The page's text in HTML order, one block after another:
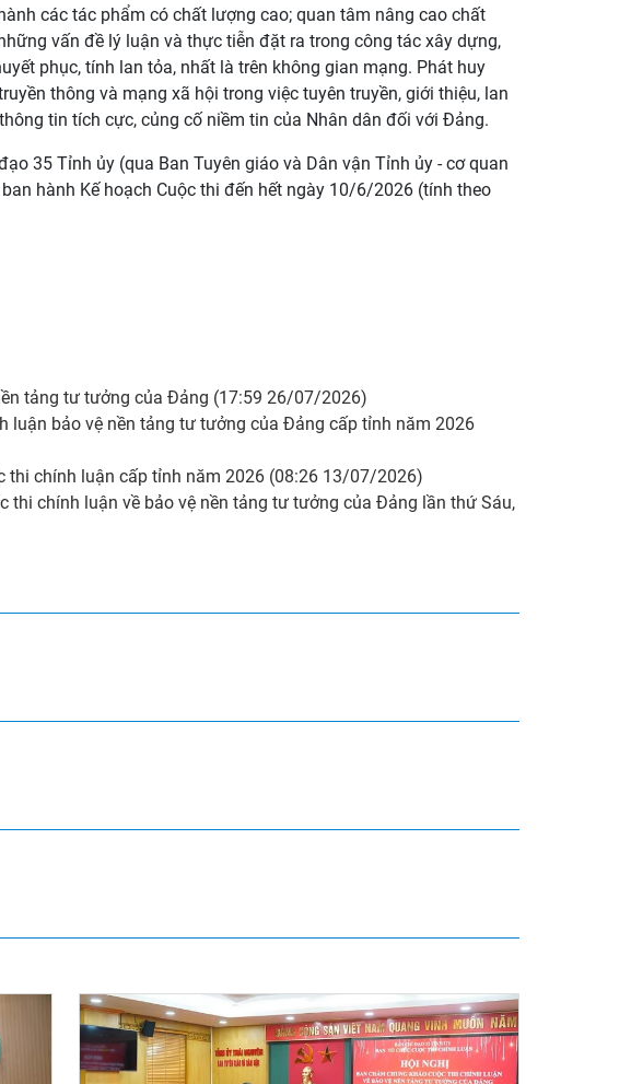
các tác phẩm có chất lượng cao; quan tâm nâng cao chất
vấn đề lý luận và thực tiễn đặt ra trong công tác xây dựng,
phục, tính lan tỏa, nhất là trên không gian mạng. Phát huy
thông và mạng xã hội trong việc tuyên truyền, giới thiệu, lan
tin tích cực, củng cố niềm tin của Nhân dân đối với Đảng.
35 Tỉnh ủy (qua Ban Tuyên giáo và Dân vận Tỉnh ủy - cơ quan
hành Kế hoạch Cuộc thi đến hết ngày 10/6/2026 (tính theo
tảng tư tưởng của Đảng (17:59 26/07/2026)
luận bảo vệ nền tảng tư tưởng của Đảng cấp tỉnh năm 2026
thi chính luận cấp tỉnh năm 2026 (08:26 13/07/2026)
thi chính luận về bảo vệ nền tảng tư tưởng của Đảng lần thứ Sáu,